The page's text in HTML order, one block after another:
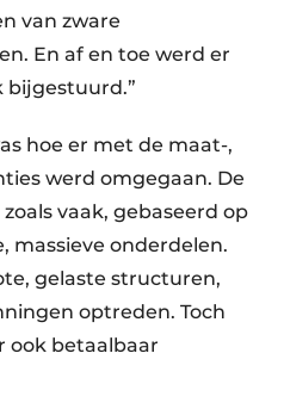
van zware
En af en toe werd er
bijgestuurd.”
hoe er met de maat-,
werd omgegaan. De
vaak, gebaseerd op
massieve onderdelen.
gelaste structuren,
optreden. Toch
ook betaalbaar